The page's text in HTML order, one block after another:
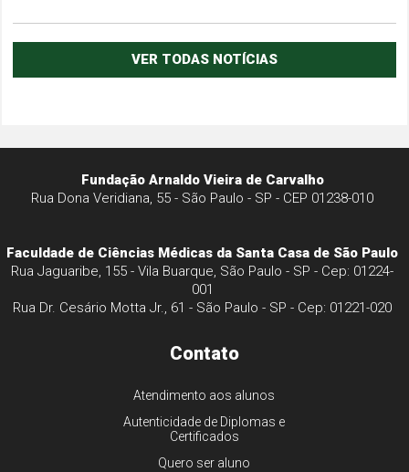
VER TODAS NOTÍCIAS
Fundação Arnaldo Vieira de Carvalho
Rua Dona Veridiana, 55 - São Paulo - SP - CEP 01238-010
Faculdade de Ciências Médicas da Santa Casa de São Paulo
Rua Jaguaribe, 155 - Vila Buarque, São Paulo - SP - Cep: 01224-
001
Rua Dr. Cesário Motta Jr., 61 - São Paulo - SP - Cep: 01221-020
Contato
Atendimento aos alunos
Autenticidade de Diplomas e
Certificados
Quero ser aluno